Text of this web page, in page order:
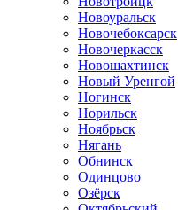
Новоуральск
Новочебоксарск
Новочеркасск
Новошахтинск
Новый Уренгой
Ногинск
Норильск
Ноябрьск
Нягань
Обнинск
Одинцово
Озёрск